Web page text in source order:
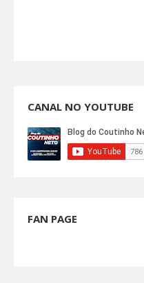
CANAL NO YOUTUBE
FAN PAGE